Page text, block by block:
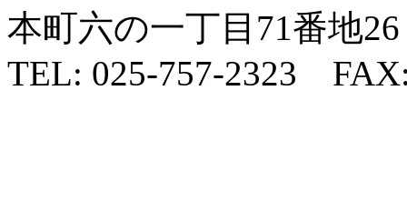
本町六の一丁目71番地26
TEL: 025-757-2323